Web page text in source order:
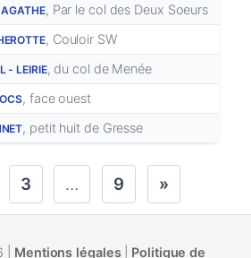
, Par le col des Deux Soeurs
, Couloir SW
- LEIRIE, du col de Menée
, face ouest
, petit huit de Gresse
3 … 9 »
| Mentions légales| Politique de